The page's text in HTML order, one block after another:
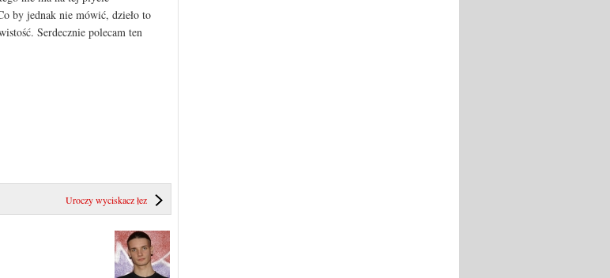
by jednak nie mówić, dzieło to
Serdecznie polecam ten
Uroczy wyciskacz łez